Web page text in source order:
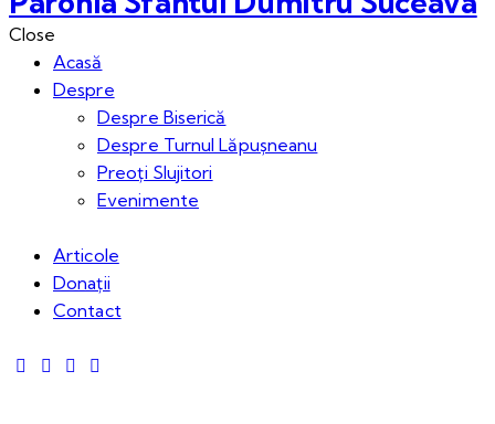
Close
Acasă
Despre
Despre Biserică
Despre Turnul Lăpușneanu
Preoți Slujitori
Evenimente
Articole
Donații
Contact